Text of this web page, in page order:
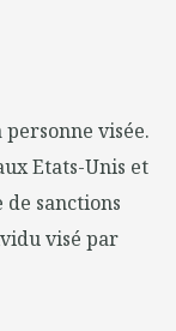
visée.
Etats-Unis et
sanctions
visé par